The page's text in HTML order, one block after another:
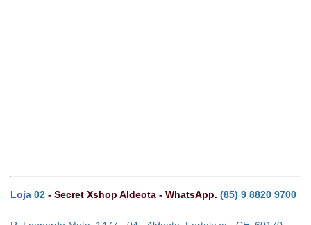
Loja 02 - Secret Xshop Aldeota - WhatsApp. (85) 9 8820 9700